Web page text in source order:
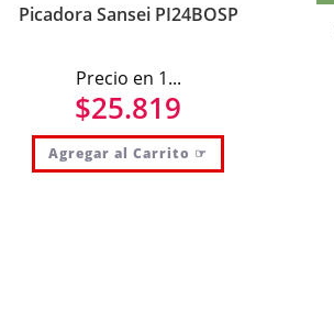
Picadora Sansei PI24BOSP
Precio en 1...
$25.819
Agregar al Carrito ☞